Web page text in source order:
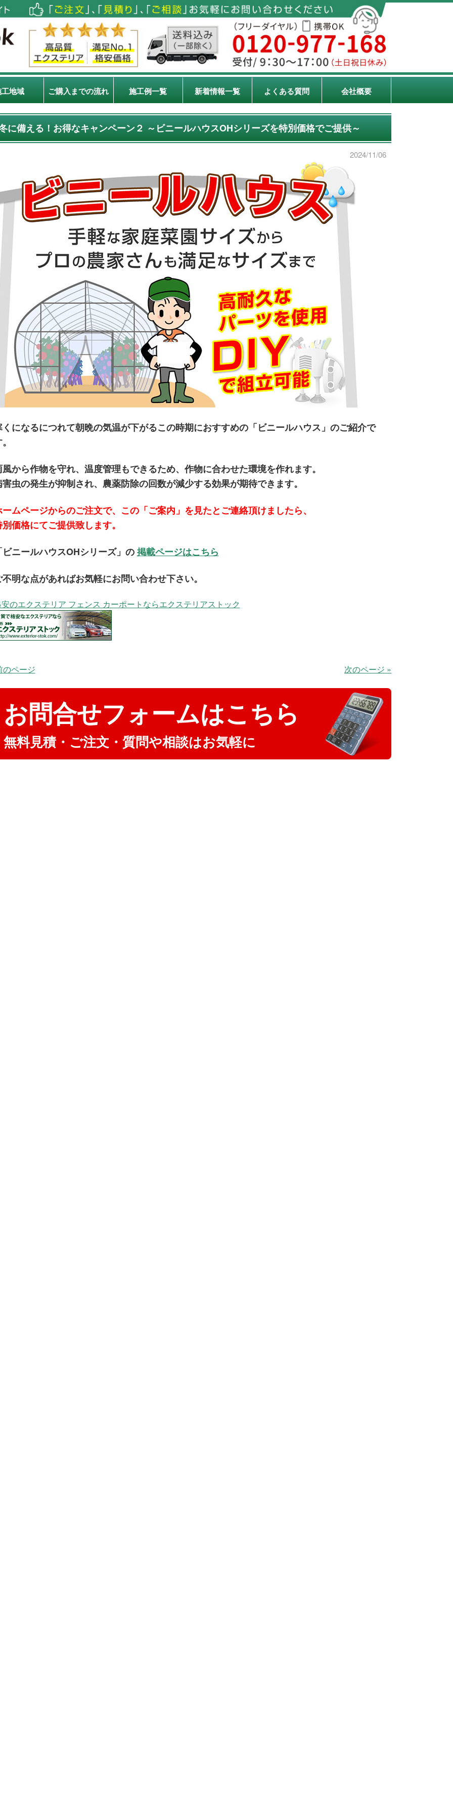
地域 ご購入までの流れ 施工例一覧 新着情報一覧 よくある質問 会社概要
に備える！お得なキャンペーン２ ～ビニールハウスOHシリーズを特別価格でご提供～
2024/11/06
になるにつれて朝晩の気温が下がるこの時期におすすめの「ビニールハウス」のご紹介で
から作物を守れ、温度管理もできるため、作物に合わせた環境を作れます。
虫の発生が抑制され、農薬防除の回数が減少する効果が期待できます。
ムページからのご注文で、この「ご案内」を見たとご連絡頂けましたら、
価格にてご提供致します。
ニールハウスOHシリーズ」の掲載ページはこちら
明な点があればお気軽にお問い合わせ下さい。
のエクステリア フェンス カーポートならエクステリアストック
のページ 次のページ »
お問合せフォームはこちら
無料見積・ご注文・質問や相談はお気軽に